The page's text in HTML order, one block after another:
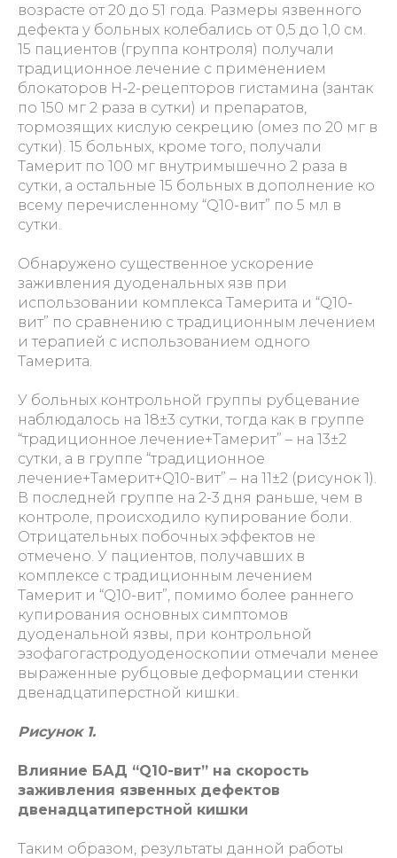
возрасте от 20 до 51 года. Размеры язвенного
дефекта у больных колебались от 0,5 до 1,0 см.
15 пациентов (группа контроля) получали
традиционное лечение с применением
блокаторов Н-2-рецепторов гистамина (зантак
по 150 мг 2 раза в сутки) и препаратов,
тормозящих кислую секрецию (омез по 20 мг в
сутки). 15 больных, кроме того, получали
Тамерит по 100 мг внутримышечно 2 раза в
сутки, а остальные 15 больных в дополнение ко
всему перечисленному “Q10-вит” по 5 мл в
сутки.
Обнаружено существенное ускорение
заживления дуоденальных язв при
использовании комплекса Тамерита и “Q10-
вит” по сравнению с традиционным лечением
и терапией с использованием одного
Тамерита.
У больных контрольной группы рубцевание
наблюдалось на 18±3 сутки, тогда как в группе
“традиционное лечение+Тамерит” – на 13±2
сутки, а в группе “традиционное
лечение+Тамерит+Q10-вит” – на 11±2 (рисунок 1).
В последней группе на 2-3 дня раньше, чем в
контроле, происходило купирование боли.
Отрицательных побочных эффектов не
отмечено. У пациентов, получавших в
комплексе с традиционным лечением
Тамерит и “Q10-вит”, помимо более раннего
купирования основных симптомов
дуоденальной язвы, при контрольной
эзофагогастродуоденоскопии отмечали менее
выраженные рубцовые деформации стенки
двенадцатиперстной кишки.
Рисунок 1.
Влияние БАД “Q10-вит” на скорость
заживления язвенных дефектов
двенадцатиперстной кишки
Таким образом, результаты данной работы